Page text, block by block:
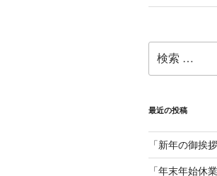
索:
最近の投稿
「新年の御挨拶
「年末年始休